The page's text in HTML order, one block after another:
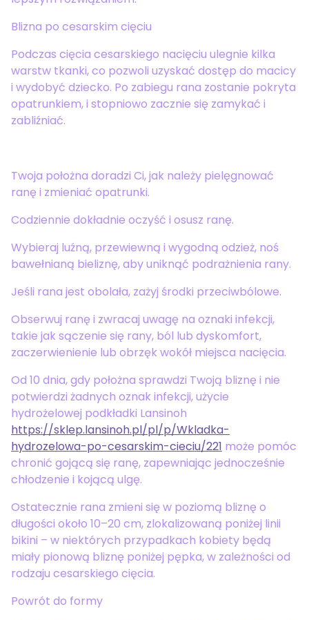
Blizna po cesarskim cięciu
Podczas cięcia cesarskiego nacięciu ulegnie kilka
warstw tkanki, co pozwoli uzyskać dostęp do macicy
i wydobyć dziecko. Po zabiegu rana zostanie pokryta
opatrunkiem, i stopniowo zacznie się zamykać i
zabliźniać.
Twoja położna doradzi Ci, jak należy pielęgnować
ranę i zmieniać opatrunki.
Codziennie dokładnie oczyść i osusz ranę.
Wybieraj luźną, przewiewną i wygodną odzież, noś
bawełnianą bieliznę, aby uniknąć podrażnienia rany.
Jeśli rana jest obolała, zażyj środki przeciwbólowe.
Obserwuj ranę i zwracaj uwagę na oznaki infekcji,
takie jak sączenie się rany, ból lub dyskomfort,
zaczerwienienie lub obrzęk wokół miejsca nacięcia.
Od 10 dnia, gdy położna sprawdzi Twoją bliznę i nie
potwierdzi żadnych oznak infekcji, użycie
hydrożelowej podkładki Lansinoh
https://sklep.lansinoh.pl/pl/p/Wkladka-
hydrozelowa-po-cesarskim-cieciu/221 może pomóc
chronić gojącą się ranę, zapewniając jednocześnie
chłodzenie i kojącą ulgę.
Ostatecznie rana zmieni się w poziomą bliznę o
długości około 10–20 cm, zlokalizowaną poniżej linii
bikini – w niektórych przypadkach kobiety będą
miały pionową bliznę poniżej pępka, w zależności od
rodzaju cesarskiego cięcia.
Powrót do formy